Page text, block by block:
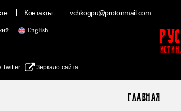
Контакты vchkogpu@protonmail.com
English
Twitter Зеркало сайта
Главная